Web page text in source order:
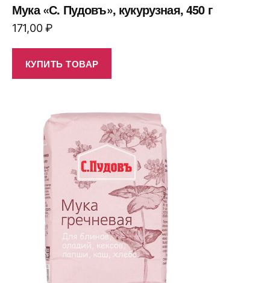
Мука «С. Пудовъ», кукурузная, 450 г
171,00₽
КУПИТЬ ТОВАР